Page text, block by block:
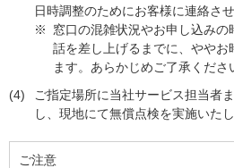
日時調整のためにお客様に連絡さ
※
窓口の混雑状況やお申し込み
話を差し上げるまでに、やや
ます。あらかじめご了承くださ
(4)
ご指定場所に当社サービス担当者
し、現地にて無償点検を実施いたし
ご注意